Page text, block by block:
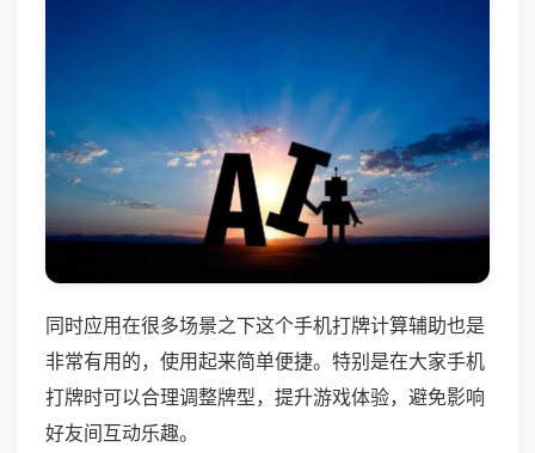
同时应用在很多场景之下这个手机打牌计算辅助也是
非常有用的，使用起来简单便捷。特别是在大家手机
打牌时可以合理调整牌型，提升游戏体验，避免影响
好友间互动乐趣。